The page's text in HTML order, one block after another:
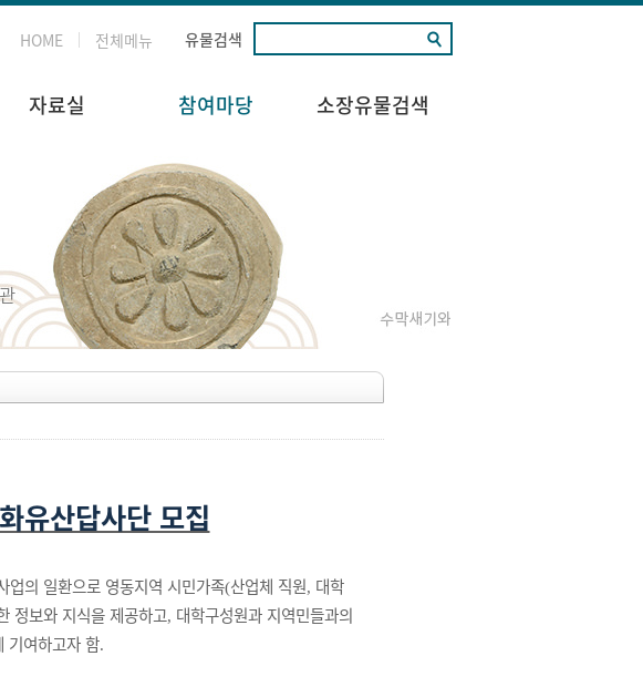
HOME 전체메뉴 유물검색
자료실 참여마당 소장유물검색
유산답사단 모집
업의 일환으로 영동지역 시민가족(산업체 직원, 대학
정보와 지식을 제공하고, 대학구성원과 지역민들과의
기여하고자함.